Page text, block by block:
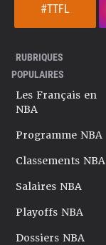
#TTFL
RUBRIQUES
POPULAIRES
Les Français en
NBA
Programme NBA
Classements NBA
Salaires NBA
Playoffs NBA
Dossiers NBA